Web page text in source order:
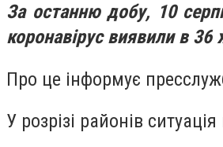
За останню добу, 10
коронавірус виявили в 36
Про це інформує
У розрізі районів